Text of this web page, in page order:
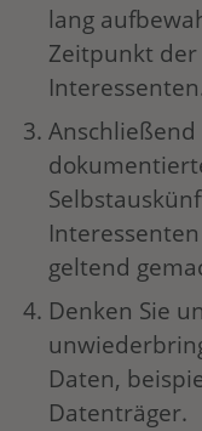
lang
Zeitpunkt
geltend
Denken Sie
Daten,
Datenträger.